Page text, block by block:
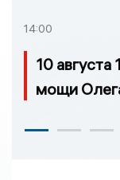
14:00
10
мощи